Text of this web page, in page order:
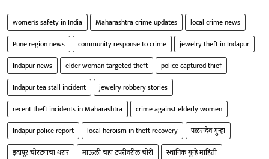
women's safety in India Maharashtra crime updates
local crime news
Pune region news
community response to crime
jewelry theft in Indapur
Indapur news
elder woman targeted theft
police captured thief
Indapur tea stall incident
jewelry robbery stories
recent theft incidents in Maharashtra
crime against elderly women
Indapur police report
local heroism in theft recovery
पळसदेव गुन्हा
इंदापूर चोरट्यांचा थरार
माऊली चहा टपरीवरील चोरी
स्थानिक गुन्हे माहिती